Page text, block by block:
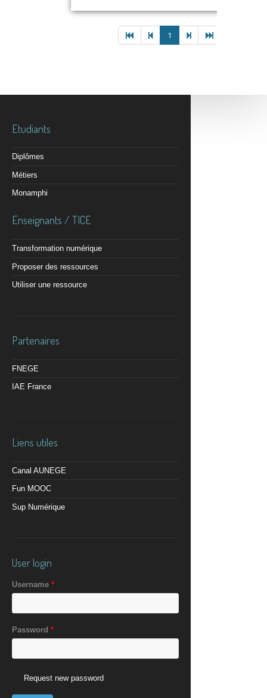
1
Etudiants
Diplômes
Métiers
Monamphi
Enseignants / TICE
Transformation numérique
Proposer des ressources
Utiliser une ressource
Partenaires
FNEGE
IAE France
Liens utiles
Canal AUNEGE
Fun MOOC
Sup Numérique
User login
Username *
Password *
Request new password